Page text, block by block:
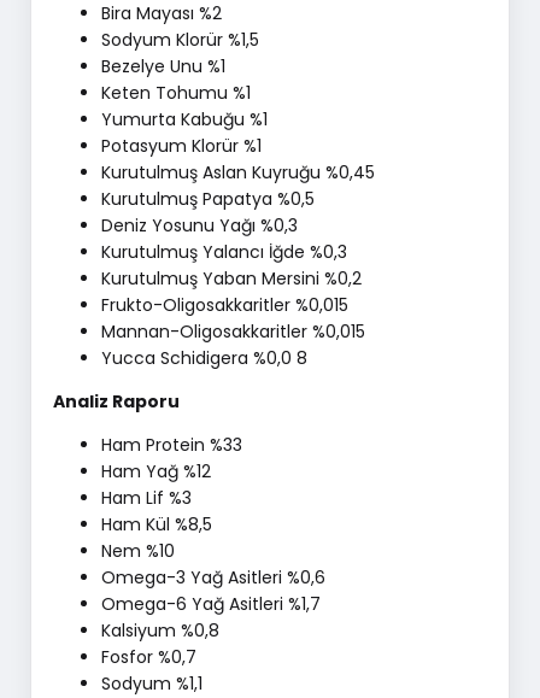
Bira Mayası %2
Sodyum Klorür %1,5
Bezelye Unu %1
Keten Tohumu %1
Yumurta Kabuğu %1
Potasyum Klorür %1
Kurutulmuş Aslan Kuyruğu %0,45
Kurutulmuş Papatya %0,5
Deniz Yosunu Yağı %0,3
Kurutulmuş Yalancı İğde %0,3
Kurutulmuş Yaban Mersini %0,2
Frukto-Oligosakkaritler %0,015
Mannan-Oligosakkaritler %0,015
Yucca Schidigera %0,0 8
Analiz Raporu
Ham Protein %33
Ham Yağ %12
Ham Lif %3
Ham Kül %8,5
Nem %10
Omega-3 Yağ Asitleri %0,6
Omega-6 Yağ Asitleri %1,7
Kalsiyum %0,8
Fosfor %0,7
Sodyum %1,1